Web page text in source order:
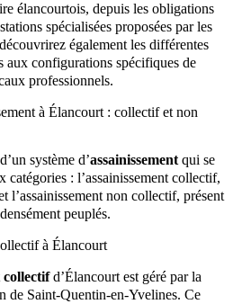
élancourtois, depuis les obligations
spécialisées proposées par les
également les différentes
aux configurations spécifiques de
professionnels.
à Élancourt : collectif et non
système d’assainissement qui se
: l’assainissement collectif,
l’assainissement non collectif, présent
peuplés.
à Élancourt
collectifd’Élancourt est géré par la
de Saint-Quentin-en-Yvelines. Ce